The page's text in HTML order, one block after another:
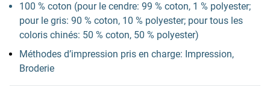
100 % coton (pour le cendre: 99 % coton, 1 % polyester;
pour le gris: 90 % coton, 10 % polyester; pour tous les
coloris chinés: 50 % coton, 50 % polyester)
Méthodes d’impression pris en charge: Impression,
Broderie